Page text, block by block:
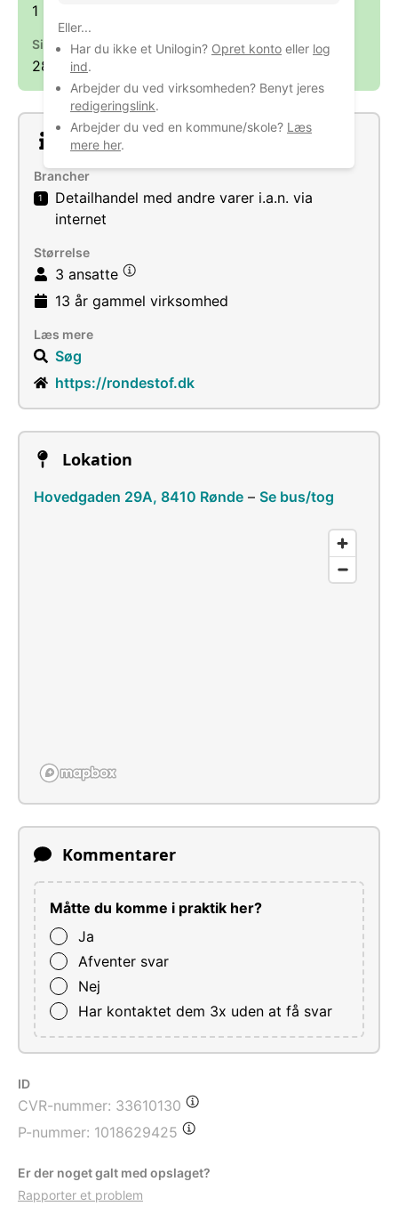
Eller...
Har du ikke et Unilogin? Opret konto eller log
ind.
Arbejder du ved virksomheden? Benyt jeres
redigeringslink.
Arbejder du ved en kommune/skole? Læs
mere her.
1
Sidst opdateret
28. aug. 2025
Om virksomheden
Brancher
1
Detailhandel med andre varer i.a.n. via
internet
Størrelse
3 ansatte
13 år gammel virksomhed
Læs mere
Søg
https://rondestof.dk
Lokation
Hovedgaden 29A, 8410 Rønde – Se bus/tog
Kommentarer
Måtte du komme i praktik her?
Ja
Afventer svar
Nej
Har kontaktet dem 3x uden at få svar
ID
CVR-nummer: 33610130
P-nummer: 1018629425
Er der noget galt med opslaget?
Rapporter et problem